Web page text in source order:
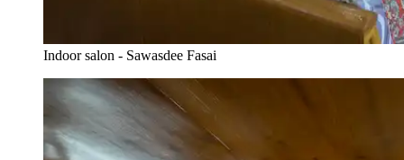
Indoor salon - Sawasdee Fasai